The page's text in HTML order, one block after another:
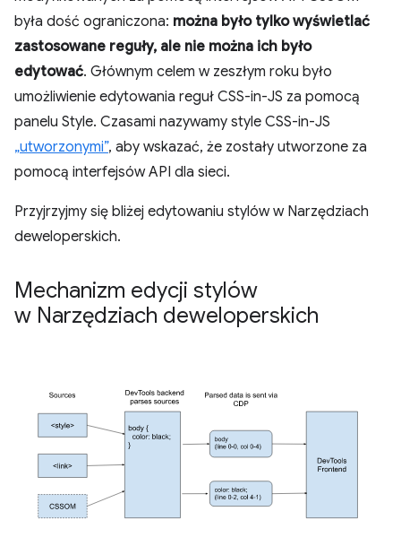
była dość ograniczona: można było tylko wyświetlać
zastosowane reguły, ale nie można ich było
edytować. Głównym celem w zeszłym roku było
umożliwienie edytowania reguł CSS-in-JS za pomocą
panelu Style. Czasami nazywamy style CSS-in-JS
„utworzonymi”, aby wskazać, że zostały utworzone za
pomocą interfejsów API dla sieci.
Przyjrzyjmy się bliżej edytowaniu stylów w Narzędziach
deweloperskich.
Mechanizm edycji stylów
w Narzędziach deweloperskich